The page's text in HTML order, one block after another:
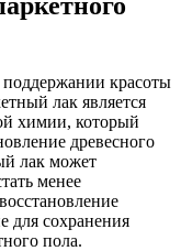
красоты
лак является
химии, который
древесного
лак может
менее
для сохранения
пола.